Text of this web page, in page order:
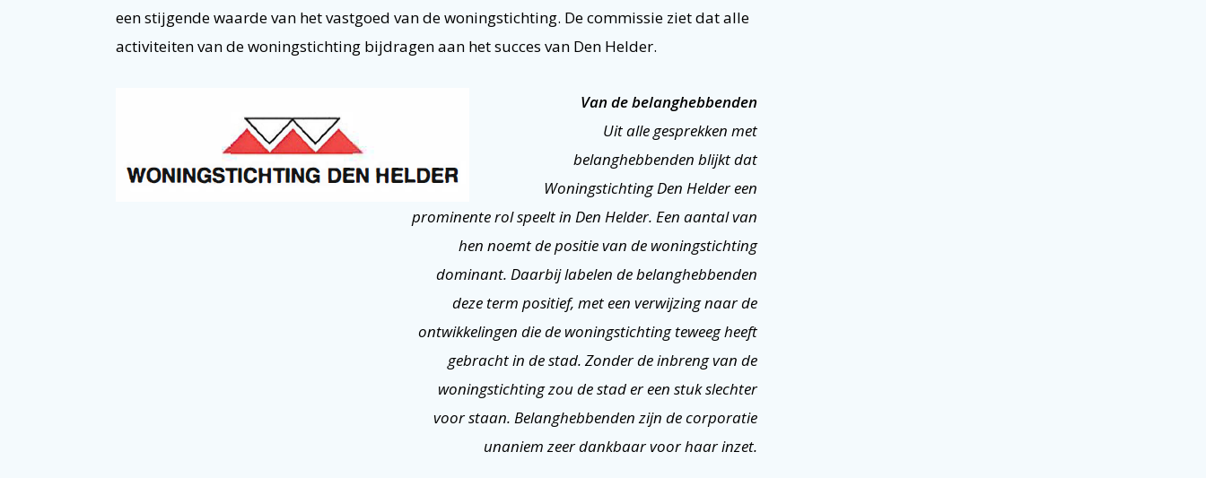
een stijgende waarde van het vastgoed van de woningstichting. De commissie ziet dat alle
activiteiten van de woningstichting bijdragen aan het succes van Den Helder.
Van de belanghebbenden
Uit alle gesprekken met
belanghebbenden blijkt dat
Woningstichting Den Helder een
prominente rol speelt in Den Helder. Een aantal van
hen noemt de positie van de woningstichting
dominant. Daarbij labelen de belanghebbenden
deze term positief, met een verwijzing naar de
ontwikkelingen die de woningstichting teweeg heeft
gebracht in de stad. Zonder de inbreng van de
woningstichting zou de stad er een stuk slechter
voor staan. Belanghebbenden zijn de corporatie
unaniem zeer dankbaar voor haar inzet.